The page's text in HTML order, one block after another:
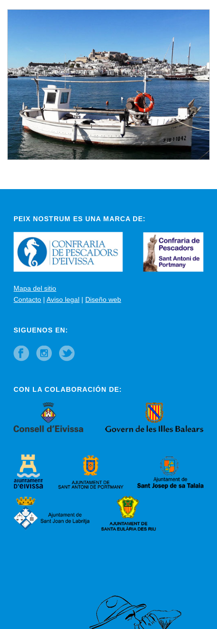
PEIX NOSTRUM ES UNA MARCA DE:
Mapa del sitio
Contacto |Aviso legal | Diseño web
SIGUENOS EN:
CON LA COLABORACIÓN DE: